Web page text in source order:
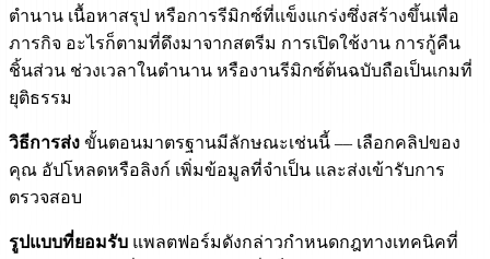
ตำนาน เนื้อหาสรุป หรือการรีมิกซ์ที่แข็งแกร่งซึ่งสร้างขึ้นเพื่อ
ภารกิจ อะไรก็ตามที่ดึงมาจากสตรีม การเปิดใช้งาน การกู้คืน
ชิ้นส่วน ช่วงเวลาในตำนาน หรืองานรีมิกซ์ต้นฉบับถือเป็นเกมที่
ยุติธรรม
วิธีการส่ง ขั้นตอนมาตรฐานมีลักษณะเช่นนี้ — เลือกคลิปของ
คุณ อัปโหลดหรือลิงก์ เพิ่มข้อมูลที่จำเป็น และส่งเข้ารับการ
ตรวจสอบ
รูปแบบที่ยอมรับ แพลตฟอร์มดังกล่าวกำหนดกฎทางเทคนิคที่